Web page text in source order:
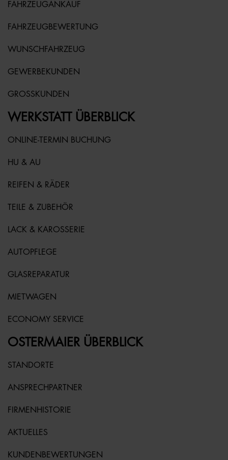
FAHRZEUGANKAUF
FAHRZEUGBEWERTUNG
WUNSCHFAHRZEUG
GEWERBEKUNDEN
GROSSKUNDEN
WERKSTATT ÜBERBLICK
ONLINE-TERMIN BUCHUNG
HU & AU
REIFEN & RÄDER
TEILE & ZUBEHÖR
LACK & KAROSSERIE
AUTOPFLEGE
GLASREPARATUR
MIETWAGEN
ECONOMY SERVICE
OSTERMAIER ÜBERBLICK
STANDORTE
ANSPRECHPARTNER
FIRMENHISTORIE
AKTUELLES
KUNDENBEWERTUNGEN